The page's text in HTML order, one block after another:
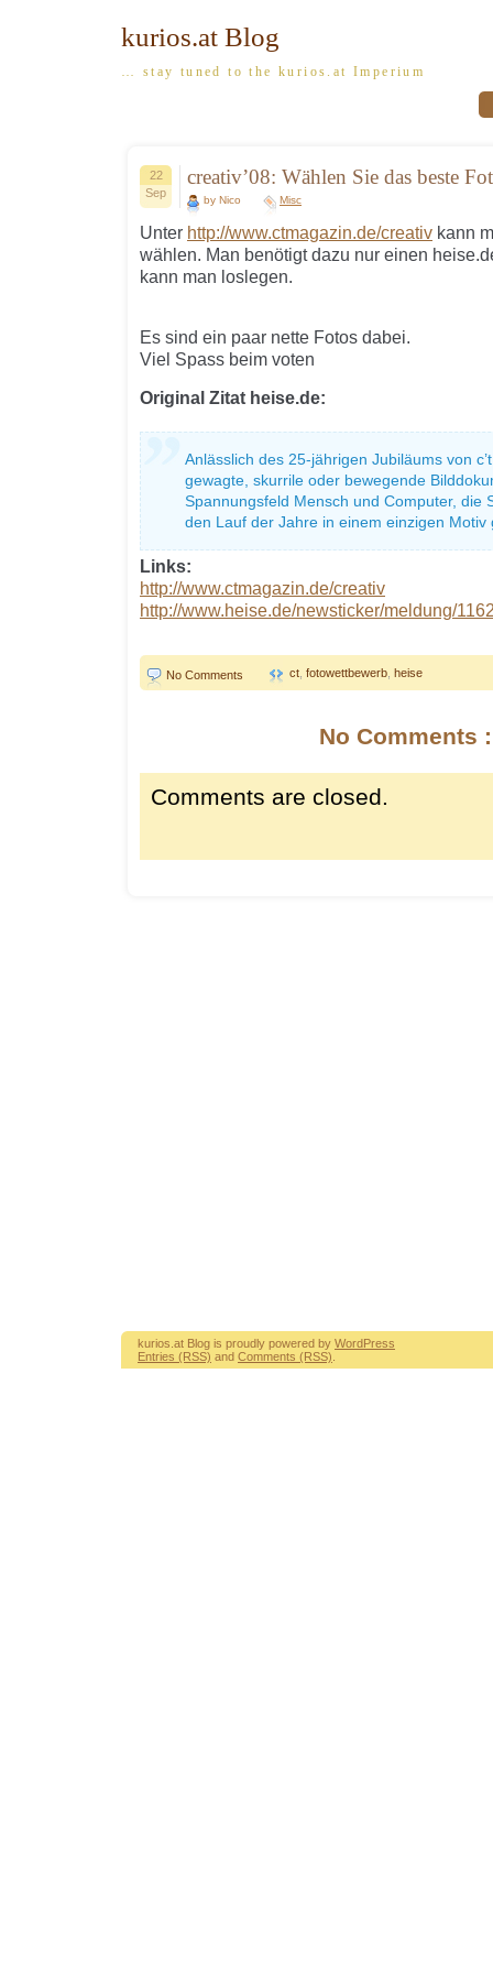
kurios.at Blog
… stay tuned to the kurios.at Imperium
22
Sep
creativ’08: Wählen Sie das beste
by Nico Misc
Unter http://www.ctmagazin.de/creativ kann
wählen. Man benötigt dazu nur einen
kann man loslegen.
Es sind ein paar nette Fotos dabei.
Viel Spass beim voten
Original Zitat heise.de:
Anlässlich des 25-jährigen Jubiläums von
gewagte, skurrile oder bewegende
Spannungsfeld Mensch und Computer, die
den Lauf der Jahre in einem einzigen Motiv
Links:
http://www.ctmagazin.de/creativ
http://www.heise.de/newsticker/meldung/
No Comments ct fotowettbewerb heise
No Comments
Comments are closed.
kurios.at Blog is proudly powered by WordPress
Entries (RSS) and Comments (RSS)